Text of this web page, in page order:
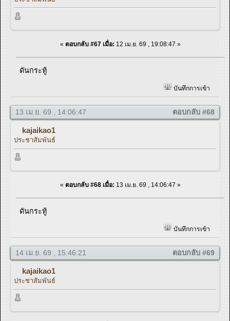
« ตอบกลับ #67 เมื่อ: 12 เม.ย. 69 , 19:08:47 »
ดันกระทู้
บันทึกการเข้า
13 เม.ย. 69 , 14:06:47 ตอบกลับ #68
kajaikao1
ประชาสัมพันธ์
« ตอบกลับ #68 เมื่อ: 13 เม.ย. 69 , 14:06:47 »
ดันกระทู้
บันทึกการเข้า
14 เม.ย. 69 , 15:46:21 ตอบกลับ #69
kajaikao1
ประชาสัมพันธ์